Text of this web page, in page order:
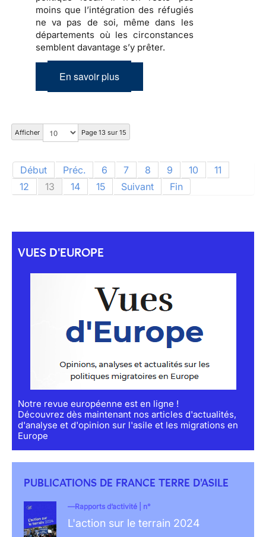
moins que l’intégration des réfugiés
ne va pas de soi, même dans les
départements où les circonstances
semblent davantage s’y prêter.
En savoir plus
Afficher Page 13 sur 15
Début Préc. 6 7 8 9 10
11
12
13 14 15 Suivant Fin
VUES D'EUROPE
Notre revue européenne est en ligne !
Découvrez dès maintenant nos articles d'actualités,
d'analyse et d'opinion sur l'asile et les migrations en
Europe
PUBLICATIONS DE FRANCE TERRE D'ASILE
Rapports d’activité | n°
L'action sur le terrain 2024